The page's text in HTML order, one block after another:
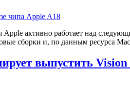
Apple активно работает над
сборки и, по данным ресурса
выпустить